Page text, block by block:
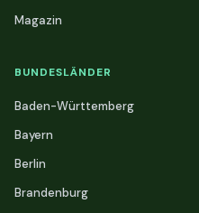
Magazin
BUNDESLÄNDER
Baden-Württemberg
Bayern
Berlin
Brandenburg